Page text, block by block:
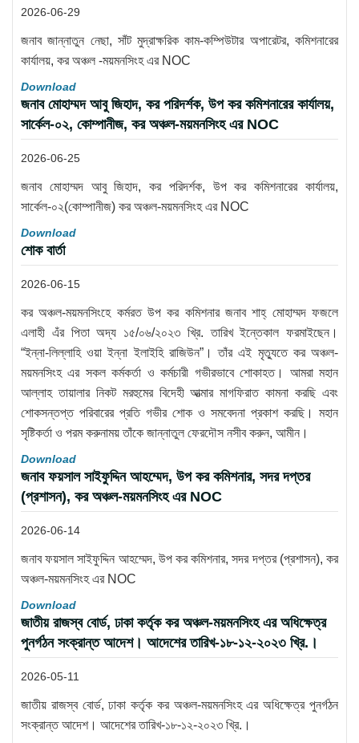
2026-06-29
জনাব জান্নাতুন নেছা, সাঁট মুদ্রাক্ষরিক কাম-কম্পিউটার অপারেটর, কমিশনারের
কার্যালয়, কর অঞ্চল -ময়মনসিংহ এর NOC
Download
জনাব মোহাম্মদ আবু জিহাদ, কর পরিদর্শক, উপ কর কমিশনারের কার্যালয়,
সার্কেল-০২, কোম্পানীজ, কর অঞ্চল-ময়মনসিংহ এর NOC
2026-06-25
জনাব মোহাম্মদ আবু জিহাদ, কর পরিদর্শক, উপ কর কমিশনারের কার্যালয়,
সার্কেল-০২(কোম্পানীজ) কর অঞ্চল-ময়মনসিংহ এর NOC
Download
শোক বার্তা
2026-06-15
কর অঞ্চল-ময়মনসিংহে কর্মরত উপ কর কমিশনার জনাব শাহ্ মোহাম্মদ ফজলে
এলাহী এঁর পিতা অদ্য ১৫/০৬/২০২৩ খ্রি. তারিখ ইন্তেকাল ফরমাইছেন।
“ইন্না-লিল্লাহি ওয়া ইন্না ইলাইহি রাজিউন”। তাঁর এই মৃত্যুতে কর অঞ্চল-
ময়মনসিংহ এর সকল কর্মকর্তা ও কর্মচারী গভীরভাবে শোকাহত। আমরা মহান
আল্লাহ তায়ালার নিকট মরহুমের বিদেহী আত্মার মাগফিরাত কামনা করছি এবং
শোকসন্তপ্ত পরিবারের প্রতি গভীর শোক ও সমবেদনা প্রকাশ করছি। মহান
সৃষ্টিকর্তা ও পরম করুনাময় তাঁকে জান্নাতুল ফেরদৌস নসীব করুন, আমীন।
Download
জনাব ফয়সাল সাইফুদ্দিন আহম্মেদ, উপ কর কমিশনার, সদর দপ্তর
(প্রশাসন), কর অঞ্চল-ময়মনসিংহ এর NOC
2026-06-14
জনাব ফয়সাল সাইফুদ্দিন আহম্মেদ, উপ কর কমিশনার, সদর দপ্তর (প্রশাসন), কর
অঞ্চল-ময়মনসিংহ এর NOC
Download
জাতীয় রাজস্ব বোর্ড, ঢাকা কর্তৃক কর অঞ্চল-ময়মনসিংহ এর অধিক্ষেত্র
পুনর্গঠন সংক্রান্ত আদেশ। আদেশের তারিখ-১৮-১২-২০২৩ খ্রি.।
2026-05-11
জাতীয় রাজস্ব বোর্ড, ঢাকা কর্তৃক কর অঞ্চল-ময়মনসিংহ এর অধিক্ষেত্র পুনর্গঠন
সংক্রান্ত আদেশ। আদেশের তারিখ-১৮-১২-২০২৩ খ্রি.।